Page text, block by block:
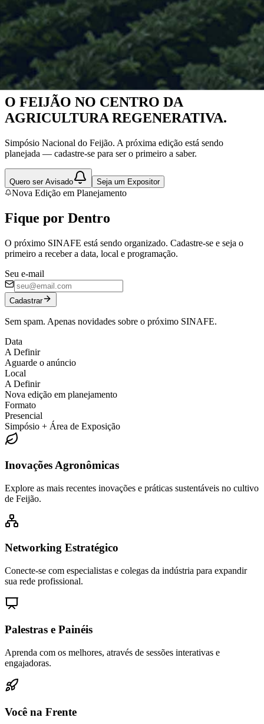
Nova Edição em Planejamento
O FEIJÃO NO CENTRO DA
AGRICULTURA REGENERATIVA.
Simpósio Nacional do Feijão. A próxima edição está sendo
planejada — cadastre-se para ser o primeiro a saber.
Quero ser Avisado Seja um Expositor
Nova Edição em Planejamento
Fique por Dentro
O próximo SINAFE está sendo organizado. Cadastre-se e seja o
primeiro a receber a data, local e programação.
Seu e-mail
Cadastrar
Sem spam. Apenas novidades sobre o próximo SINAFE.
Data
A Definir
Aguarde o anúncio
Local
A Definir
Nova edição em planejamento
Formato
Presencial
Simpósio + Área de Exposição
Inovações Agronômicas
Explore as mais recentes inovações e práticas sustentáveis no cultivo
de Feijão.
Networking Estratégico
Conecte-se com especialistas e colegas da indústria para expandir
sua rede profissional.
Palestras e Painéis
Aprenda com os melhores, através de sessões interativas e
engajadoras.
Você na Frente